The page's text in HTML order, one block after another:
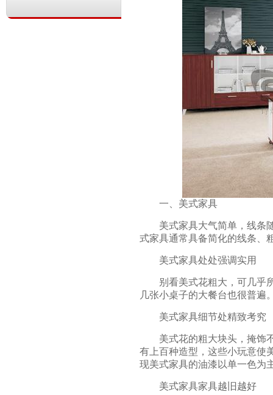
一、美式家具
美式家具大气简单，线条
式家具通常具备简化的线条、
美式家具处处强调实用
别看美式花粗大，可几乎所
几张小桌子的大餐台也很普遍
美式家具细节处精致考究
美式花的粗大块头，掩饰不
有上百种造型，这些小玩意使
现美式家具的油漆以单一色为
美式家具家具越旧越好